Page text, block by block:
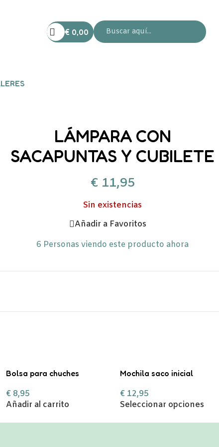
€ 0,00
LÁMPARA CON
SACAPUNTAS Y CUBILETE
€ 11,95
Sin existencias
Añadir a Favoritos
6 Personas viendo este producto ahora
Bolsa para chuches
€ 8,95
Añadir al carrito
Mochila saco inicial
€ 12,95
Seleccionar opciones